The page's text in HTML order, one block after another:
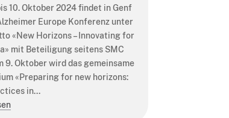
10. Oktober 2024 findet in Genf
Europe Konferenz unter
«New Horizons – Innovating for
mit Beteiligung seitens SMC
9. Oktober wird das gemeinsame
«Preparing for new horizons:
in...